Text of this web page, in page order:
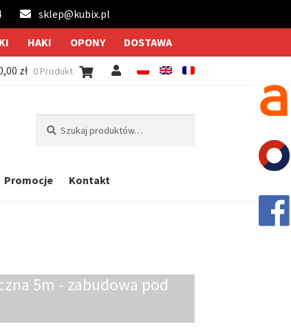
sklep@kubix.pl
HAKI OPONY DOSTAWA
zł 0 Produkt
Promocje Kontakt
5m - zabudowa pod